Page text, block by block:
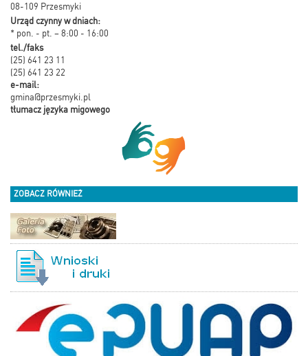
08-109 Przesmyki
Urząd czynny w dniach:
* pon. - pt. – 8:00 - 16:00
tel./faks
(25) 641 23 11
(25) 641 23 22
e-mail:
gmina@przesmyki.pl
tłumacz języka migowego
ZOBACZ RÓWNIEŻ